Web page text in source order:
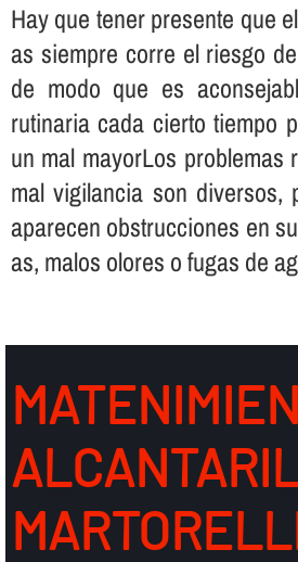
Hay que tener presente que
as siempre corre el riesgo
de modo que es
rutinaria cada cierto tiempo
un mal mayorLos problemas
mal vigilancia son diversos,
aparecen obstrucciones en
as, malos olores o fugas de